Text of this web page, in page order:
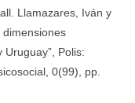
Llamazares, Iván y
dimensiones
Polis:
0(99), pp.